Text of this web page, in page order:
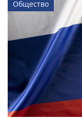
Общество